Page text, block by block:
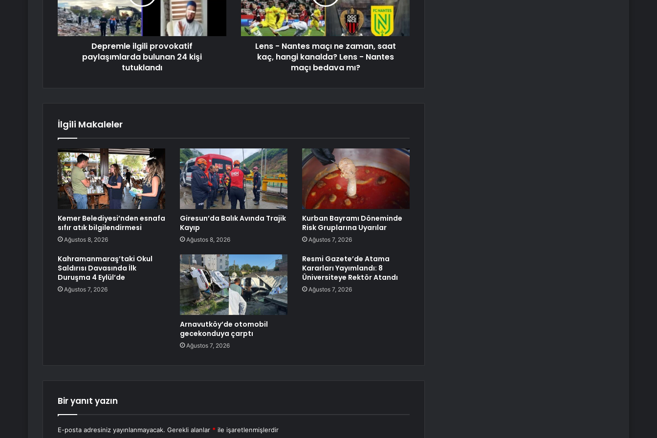
Depremle ilgili provokatif
paylaşımlarda bulunan 24 kişi
tutuklandı
Lens - Nantes maçı ne zaman, saat
kaç, hangi kanalda? Lens - Nantes
maçı bedava mı?
İlgili Makaleler
Kemer Belediyesi’nden esnafa
sıfır atık bilgilendirmesi
Ağustos 8, 2026
Giresun’da Balık Avında Trajik
Kayıp
Ağustos 8, 2026
Kurban Bayramı Döneminde
Risk Gruplarına Uyarılar
Ağustos 7, 2026
Kahramanmaraş’taki Okul
Saldırısı Davasında İlk
Duruşma 4 Eylül’de
Ağustos 7, 2026
Arnavutköy’de otomobil
gecekonduya çarptı
Ağustos 7, 2026
Resmi Gazete’de Atama
Kararları Yayımlandı: 8
Üniversiteye Rektör Atandı
Ağustos 7, 2026
Bir yanıt yazın
E-posta adresiniz yayınlanmayacak. Gerekli alanlar * ile işaretlenmişlerdir